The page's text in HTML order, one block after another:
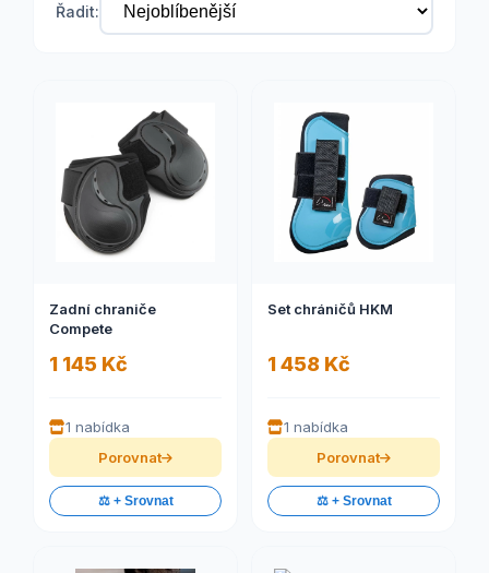
Řadit:
Zadní chraniče
Compete
1 145 Kč
1 nabídka
Porovnat
⚖️ + Srovnat
Set chráničů HKM
1 458 Kč
1 nabídka
Porovnat
⚖️ + Srovnat